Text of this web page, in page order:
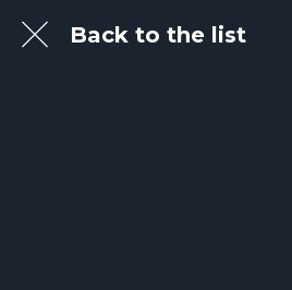
Back to the list